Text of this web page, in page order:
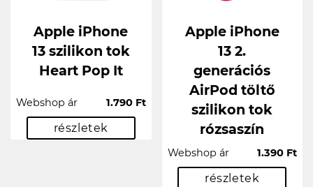
Apple iPhone
13 szilikon tok
Heart Pop It
Webshop ár 1.790 Ft
részletek
Apple iPhone
13 2.
generációs
AirPod töltő
szilikon tok
rózsaszín
Webshop ár 1.390 Ft
részletek